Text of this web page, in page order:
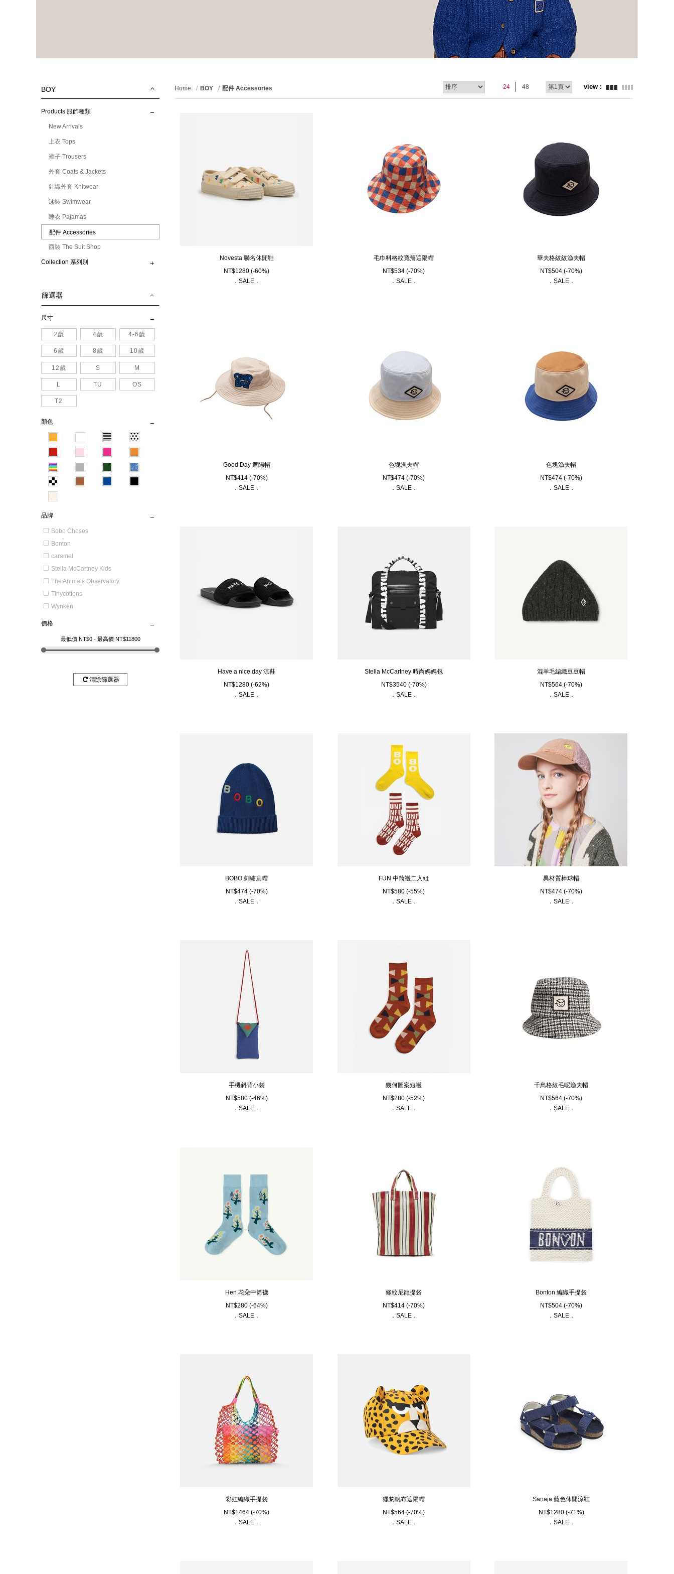
BOY
Products 服飾種類
New Arrivals
上衣 Tops
褲子 Trousers
外套 Coats & Jackets
針織外套 Knitwear
泳裝 Swimwear
睡衣 Pajamas
配件 Accessories
西裝 The Suit Shop
Collection 系列別
篩選器
尺寸
2歲 4歲 4-6歲
6歲 8歲 10歲
12歲 S M
L TU OS
T2
顏色
品牌
Bobo Choses
Bonton
caramel
Stella McCartney Kids
The Animals Observatory
Tinycottons
Wynken
價格
最低價 NT$0- 最高價 NT$11800
清除篩選器
Home BOY 配件 Accessories 24 48
Novesta 聯名休閒鞋
NT$1280 (-60%)
．SALE．
毛巾料格紋寬簷遮陽帽
NT$534 (-70%)
．SALE．
華夫格紋紋漁夫帽
NT$504 (-70%)
．SALE．
Good Day 遮陽帽
NT$414 (-70%)
．SALE．
色塊漁夫帽
NT$474 (-70%)
．SALE．
色塊漁夫帽
NT$474 (-70%)
．SALE．
Have a nice day 涼鞋
NT$1280 (-62%)
．SALE．
Stella McCartney 時尚媽媽包
NT$3540 (-70%)
．SALE．
混羊毛編織豆豆帽
NT$564 (-70%)
．SALE．
BOBO 刺繡扁帽
NT$474 (-70%)
．SALE．
FUN 中筒襪二入組
NT$580 (-55%)
．SALE．
異材質棒球帽
NT$474 (-70%)
．SALE．
手機斜背小袋
NT$580 (-46%)
．SALE．
幾何圖案短襪
NT$280 (-52%)
．SALE．
千鳥格紋毛呢漁夫帽
NT$564 (-70%)
．SALE．
Hen 花朵中筒襪
NT$280 (-64%)
．SALE．
條紋尼龍提袋
NT$414 (-70%)
．SALE．
Bonton 編織手提袋
NT$504 (-70%)
．SALE．
彩虹編織手提袋
NT$1464 (-70%)
．SALE．
獵豹帆布遮陽帽
NT$564 (-70%)
．SALE．
Sanaja 藍色休閒涼鞋
NT$1280 (-71%)
．SALE．